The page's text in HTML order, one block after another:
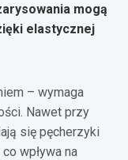
mogą
elastycznej
– wymaga
Nawet przy
się pęcherzyki
wpływa na